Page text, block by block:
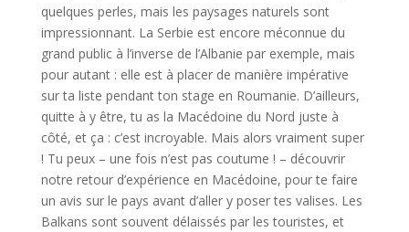
quelques perles, mais les paysages naturels sont
impressionnant. La Serbie est encore méconnue du
grand public à l’inverse de l’Albanie par exemple, mais
pour autant : elle est à placer de manière impérative
sur ta liste pendant ton stage en Roumanie. D’ailleurs,
quitte à y être, tu as la Macédoine du Nord juste à
côté, et ça : c’est incroyable. Mais alors vraiment super
! Tu peux – une fois n’est pas coutume ! – découvrir
notre retour d’expérience en Macédoine, pour te faire
un avis sur le pays avant d’aller y poser tes valises. Les
Balkans sont souvent délaissés par les touristes, et